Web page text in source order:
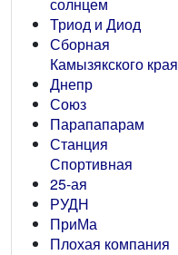
Триод и Диод
Сборная
Камызякского края
Днепр
Союз
Парапапарам
Станция
Спортивная
25-ая
РУДН
ПриМа
Плохая компания